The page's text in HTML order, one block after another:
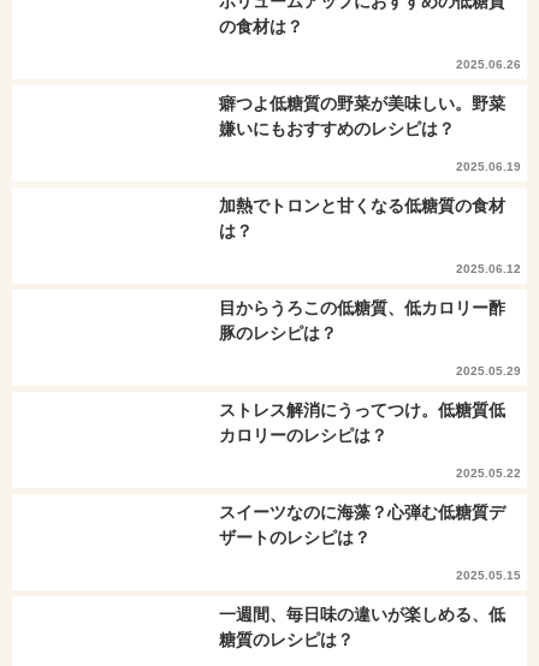
の食材は？
2025.06.26
癖つよ低糖質の野菜が美味しい。野菜
嫌いにもおすすめのレシピは？
2025.06.19
加熱でトロンと甘くなる低糖質の食材
は？
2025.06.12
目からうろこの低糖質、低カロリー酢
豚のレシピは？
2025.05.29
ストレス解消にうってつけ。低糖質低
カロリーのレシピは？
2025.05.22
スイーツなのに海藻？心弾む低糖質デ
ザートのレシピは？
2025.05.15
一週間、毎日味の違いが楽しめる、低
糖質のレシピは？